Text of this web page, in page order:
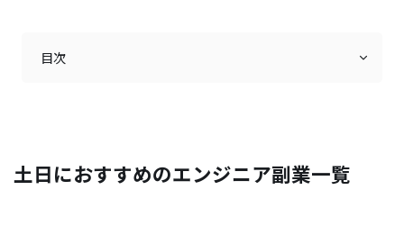
目次
Webサイト制作やコーディング｜案件豊富・参入しや
土日におすすめのエンジニア副業一覧